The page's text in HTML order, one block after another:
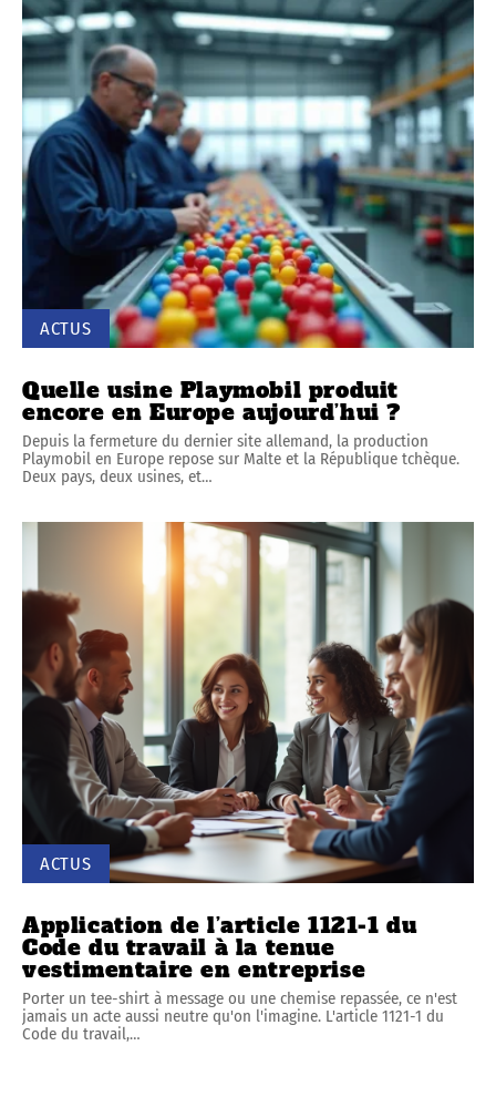
ACTUS
Quelle usine Playmobil produit
encore en Europe aujourd’hui ?
Depuis la fermeture du dernier site allemand, la production
Playmobil en Europe repose sur Malte et la République tchèque.
Deux pays, deux usines, et…
ACTUS
Application de l’article 1121-1 du
Code du travail à la tenue
vestimentaire en entreprise
Porter un tee-shirt à message ou une chemise repassée, ce n'est
jamais un acte aussi neutre qu'on l'imagine. L'article 1121-1 du
Code du travail,…